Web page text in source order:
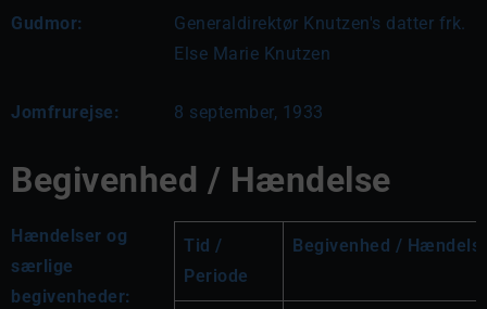
Gudmor:
Generaldirektør Knutzen's datter frk.
Else Marie Knutzen
Jomfrurejse: 8 september, 1933
Begivenhed / Hændelse
Hændelser og
særlige
begivenheder:
Tid /
Periode
Begivenhed /